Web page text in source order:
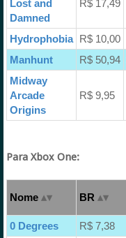
Lost and
Damned
R$ 17,49
Hydrophobia R$ 10,00
Manhunt R$ 50,94
Midway
Arcade
Origins
R$ 9,95
Para Xbox One:
Nome BR
0 Degrees R$ 7,38